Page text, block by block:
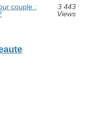
couple :
3 443
Views